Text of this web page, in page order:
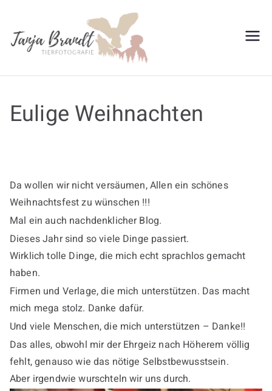
springen
Eulige Weihnachten
Da wollen wir nicht versäumen, Allen ein schönes
Weihnachtsfest zu wünschen !!!
Mal ein auch nachdenklicher Blog.
Dieses Jahr sind so viele Dinge passiert.
Wirklich tolle Dinge, die mich echt sprachlos gemacht
haben.
Firmen und Verlage, die mich unterstützen. Das macht
mich mega stolz. Danke dafür.
Und viele Menschen, die mich unterstützen – Danke!!
Das alles, obwohl mir der Ehrgeiz nach Höherem völlig
fehlt, genauso wie das nötige Selbstbewusstsein.
Aber irgendwie wurschteln wir uns durch.